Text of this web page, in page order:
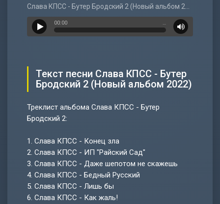
00:00 …
Текст песни Слава КПСС - Бутер
Бродский 2 (Новый альбом 2022)
Треклист альбома Слава КПСС - Бутер
Бродский 2:
1. Слава КПСС - Конец зла
2. Слава КПСС - ИП "Райский Сад"
3. Слава КПСС - Даже шепотом не скажешь
4. Слава КПСС - Бедный Русский
5. Слава КПСС - Лишь бы
6. Слава КПСС - Как жаль!